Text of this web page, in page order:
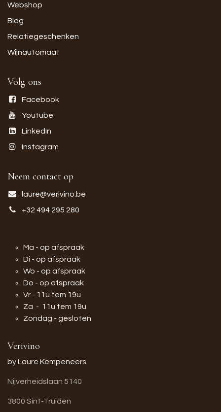
Webshop
Blog
Relatiegeschenken
Wijnautomaat
Volg ons
Facebook
Youtube
LinkedIn
Instagram
Neem contact op
laure@verivino.be
+32 494 295 280
Ma - op afspraak
Di - op afspraak
Wo - op afspraak
Do - op afspraak
Vr - 11u tem 19u
Za - 11u tem 19u
Zondag - gesloten
Verivino
by Laure Kempeneers
Nijverheidslaan 5140
3800 Sint-Truiden